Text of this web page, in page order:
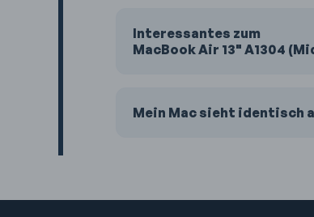
Interessantes zum
MacBook Air 13" A1304
Mein Mac sieht identisch